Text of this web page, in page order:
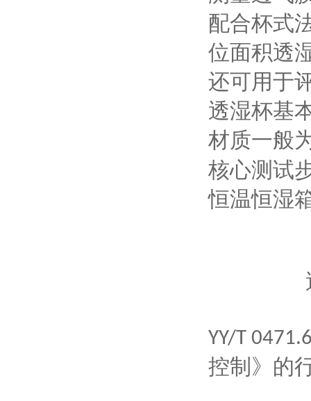
配合杯式
位面积透
还可用于
透湿杯基
材质一般
核心测试
恒温恒湿
YY/T
控制》的